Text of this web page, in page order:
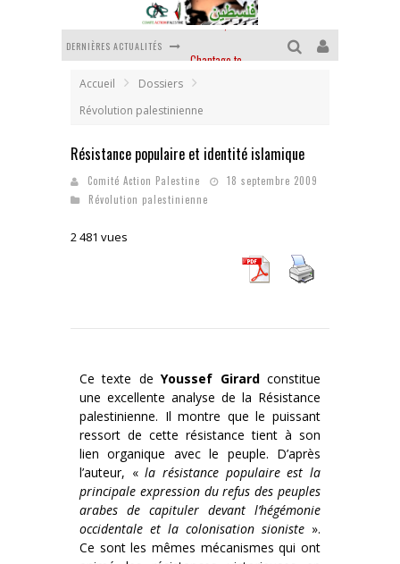
DERNIÈRES ACTUALITÉS
La guerre sioniste, la guerre démographique
La banalité du mal colonial
Accueil
Dossiers
Révolution palestinienne
Résistance populaire et identité islamique
Comité Action Palestine
18 septembre 2009
Révolution palestinienne
2 481 vues
Ce texte deYoussef Girardconstitue
une excellente analyse de la Résistance
palestinienne. Il montre que le puissant
ressort de cette résistance tient à son
lien organique avec le peuple. D’après
l’auteur, «la résistance populaire est la
principale expression du refus des peuples
arabes de capituler devant l’hégémonie
occidentale et la colonisation sioniste ».
Ce sont les mêmes mécanismes qui ont